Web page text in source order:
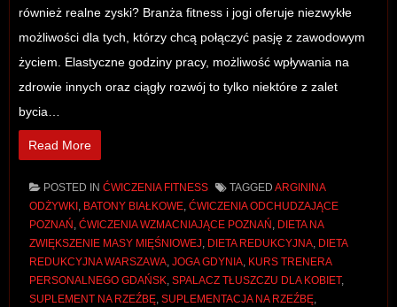
również realne zyski? Branża fitness i jogi oferuje niezwykłe
możliwości dla tych, którzy chcą połączyć pasję z zawodowym
życiem. Elastyczne godziny pracy, możliwość wpływania na
zdrowie innych oraz ciągły rozwój to tylko niektóre z zalet
bycia…
Read More
POSTED IN ĆWICZENIA FITNESS TAGGED ARGININA
ODŻYWKI , BATONY BIAŁKOWE, ĆWICZENIA ODCHUDZAJĄCE
POZNAŃ , ĆWICZENIA WZMACNIAJĄCE POZNAŃ , DIETA NA
ZWIĘKSZENIE MASY MIĘŚNIOWEJ, DIETA REDUKCYJNA, DIETA
REDUKCYJNA WARSZAWA, JOGA GDYNIA, KURS TRENERA
PERSONALNEGO GDAŃSK, SPALACZ TŁUSZCZU DLA KOBIET,
SUPLEMENT NA RZEŹBĘ, SUPLEMENTACJA NA RZEŹBĘ,